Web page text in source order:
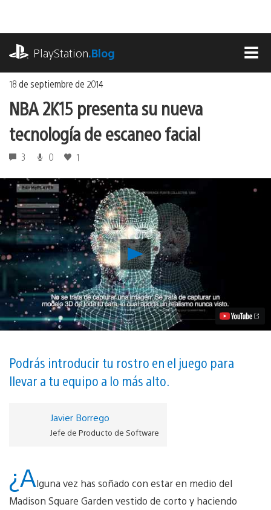
contenido
PlayStation.Blog
18 de septiembre de 2014
NBA 2K15 presenta su nueva
tecnología de escaneo facial
3 0 1
Reproducir
NBA
2K15
presenta
su
nueva
tecnología
de
vídeo
Podrás introducir tu rostro en el juego para
llevar a tu equipo a lo más alto.
Javier Borrego
Jefe de Producto de Software
¿Alguna vez has soñado con estar en medio del
Madison Square Garden vestido de corto y haciendo